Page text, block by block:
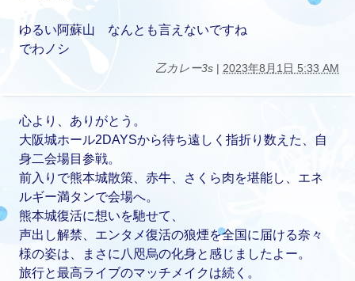
ゆるい阿蘇山 なんとも言えないですね
でわノシ
乙カレー3s | 2023年8月1日 5:33 AM
心より、ありがとう。
大阪城ホール2DAYSから待ち遠しく指折り数えた、自
身二会場目参戦。
前入りで熊本城散策、赤牛、さくら肉を堪能し、エネ
ルギー満タンで会場へ。
熊本城復活に想いを馳せて、
声出し解禁、エンタメ復活の狼煙を全国に届ける奈々
様の姿は、まさに八咫烏の化身と感じましたよー。
旅行と最高ライブのマッチメイクは続く。